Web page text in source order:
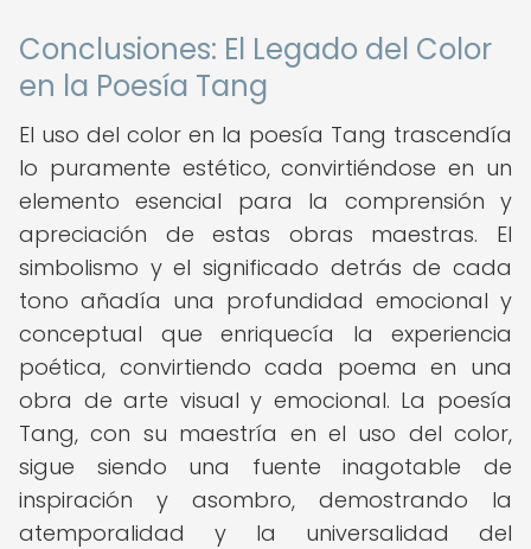
Conclusiones: El Legado del Color
en la Poesía Tang
El uso del color en la poesía Tang trascendía
lo puramente estético, convirtiéndose en un
elemento esencial para la comprensión y
apreciación de estas obras maestras. El
simbolismo y el significado detrás de cada
tono añadía una profundidad emocional y
conceptual que enriquecía la experiencia
poética, convirtiendo cada poema en una
obra de arte visual y emocional. La poesía
Tang, con su maestría en el uso del color,
sigue siendo una fuente inagotable de
inspiración y asombro, demostrando la
atemporalidad y la universalidad del